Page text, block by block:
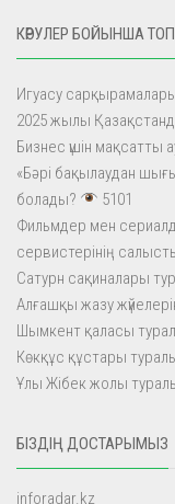
КӨРУЛЕР БОЙЫНША ТОП
Игуасу
2025 жылы
Бизнес үшін мақсатты
«Бәрі бақылаудан
болады?
5101
Фильмдер мен
сервистерінің
Сатурн сақиналары
Алғашқы жазу
Шымкент қаласы
Көкқұс құстары
Ұлы Жібек жолы
БІЗДІҢ ДОСТАРЫМЫЗ
inforadar.kz